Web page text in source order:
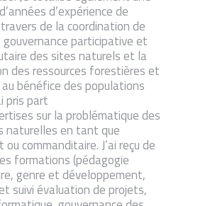
d’expérience de
de la coordination de
participative et
des sites naturels et la
des ressources forestières et
bénéfice des populations
pris part
sur la problématique des
naturelles en tant que
commanditaire. J’ai reçu de
formations (pédagogie
genre et développement,
suivi évaluation de projets,